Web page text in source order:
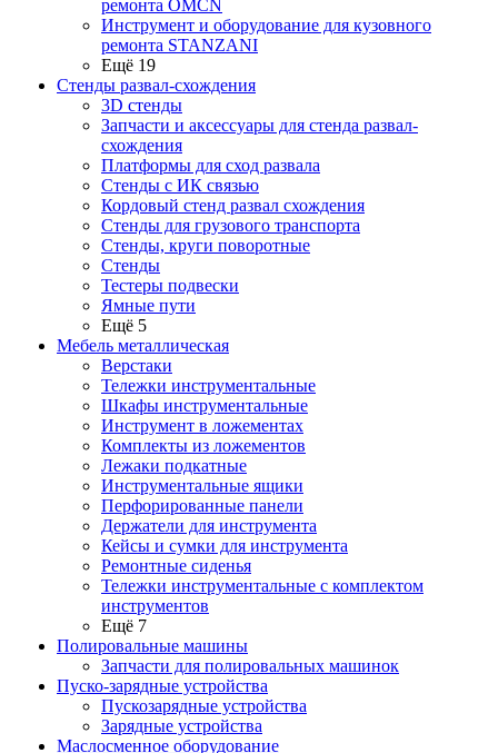
ремонта OMCN
Инструмент и оборудование для кузовного
ремонта STANZANI
Ещё 19
Стенды развал-схождения
3D стенды
Запчасти и аксессуары для стенда развал-
схождения
Платформы для сход развала
Стенды с ИК связью
Кордовый стенд развал схождения
Стенды для грузового транспорта
Стенды, круги поворотные
Стенды
Тестеры подвески
Ямные пути
Ещё 5
Мебель металлическая
Верстаки
Тележки инструментальные
Шкафы инструментальные
Инструмент в ложементах
Комплекты из ложементов
Лежаки подкатные
Инструментальные ящики
Перфорированные панели
Держатели для инструмента
Кейсы и сумки для инструмента
Ремонтные сиденья
Тележки инструментальные с комплектом
инструментов
Ещё 7
Полировальные машины
Запчасти для полировальных машинок
Пуско-зарядные устройства
Пускозарядные устройства
Зарядные устройства
Маслосменное оборудование